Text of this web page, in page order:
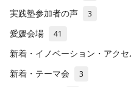
実践塾参加者の声 3
愛媛会場 41
新着・イノベーション・アク
新着・テーマ会 3